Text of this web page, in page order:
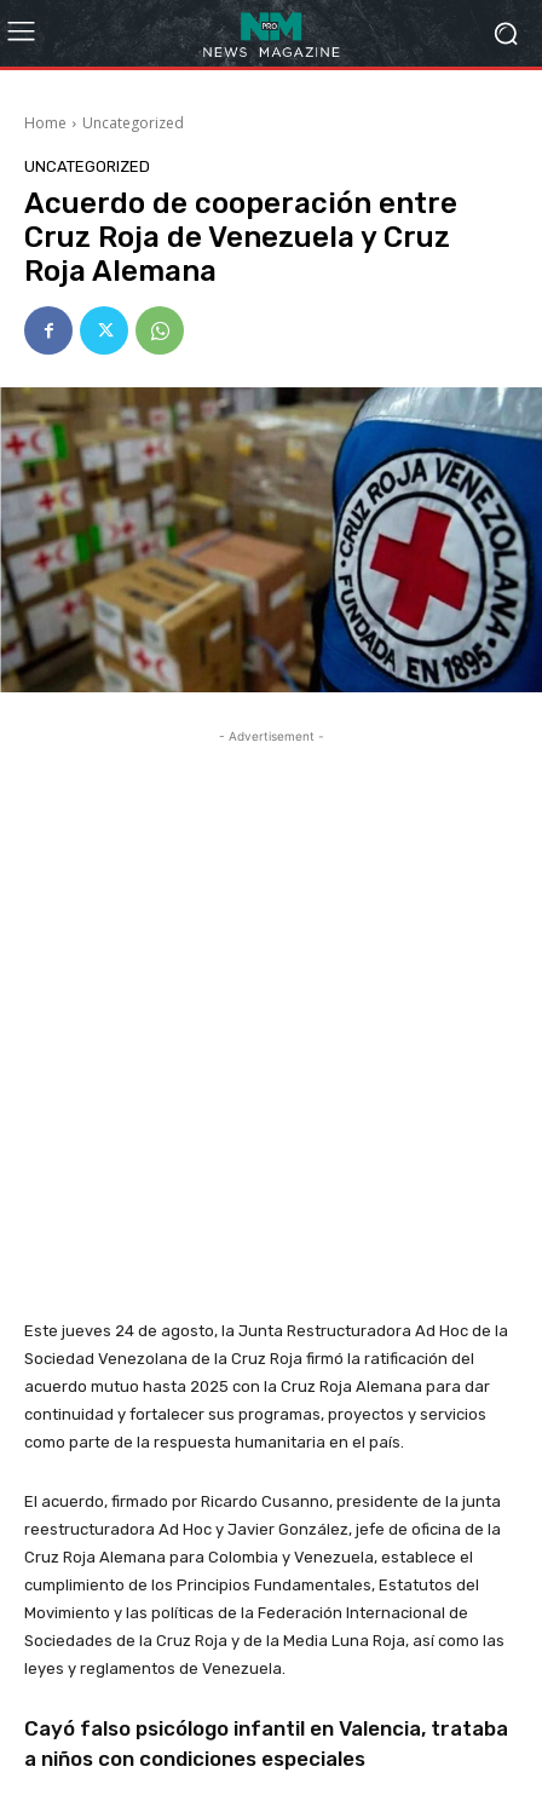
Home Uncategorized
UNCATEGORIZED
Acuerdo de cooperación entre
Cruz Roja de Venezuela y Cruz
Roja Alemana
- Advertisement -
Este jueves 24 de agosto, la Junta Restructuradora Ad Hoc de la
Sociedad Venezolana de la Cruz Roja firmó la ratificación del
acuerdo mutuo hasta 2025 con la Cruz Roja Alemana para dar
continuidad y fortalecer sus programas, proyectos y servicios
como parte de la respuesta humanitaria en el país.
El acuerdo, firmado por Ricardo Cusanno, presidente de la junta
reestructuradora Ad Hoc y Javier González, jefe de oficina de la
Cruz Roja Alemana para Colombia y Venezuela, establece el
cumplimiento de los Principios Fundamentales, Estatutos del
Movimiento y las políticas de la Federación Internacional de
Sociedades de la Cruz Roja y de la Media Luna Roja, así como las
leyes y reglamentos de Venezuela.
Cayó falso psicólogo infantil en Valencia, trataba
a niños con condiciones especiales